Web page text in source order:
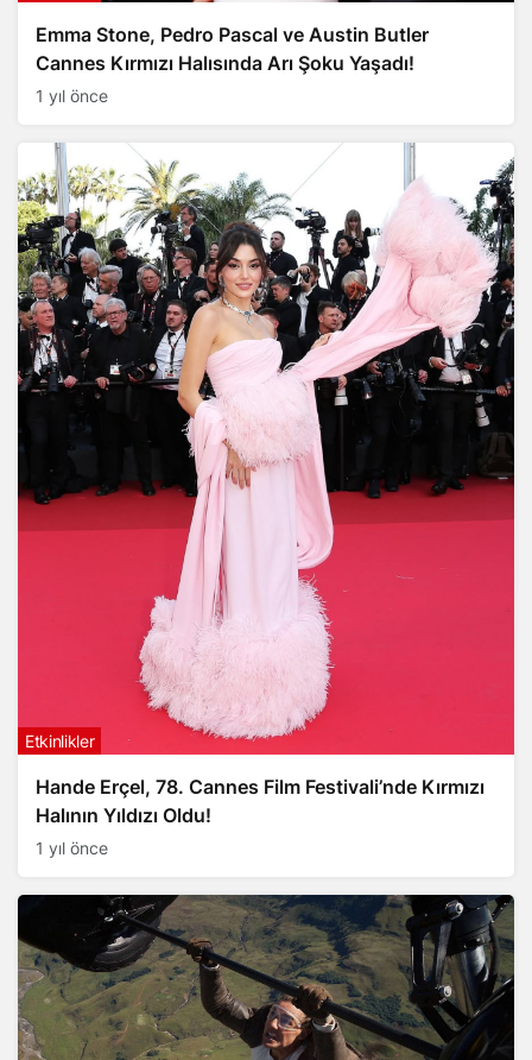
Emma Stone, Pedro Pascal ve Austin Butler
Cannes Kırmızı Halısında Arı Şoku Yaşadı!
1 yıl önce
Hande Erçel, 78. Cannes Film Festivali’nde Kırmızı
Halının Yıldızı Oldu!
Etkinlikler
1 yıl önce